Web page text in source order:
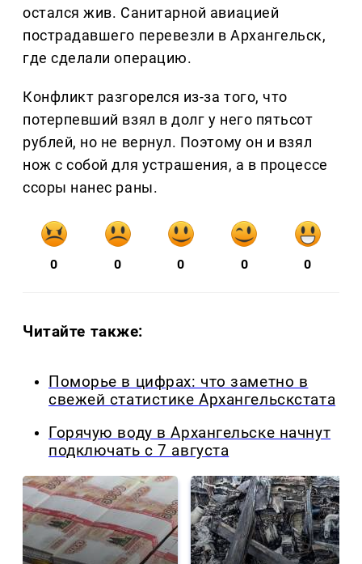
остался жив. Санитарной авиацией
пострадавшего перевезли в Архангельск,
где сделали операцию.
Конфликт разгорелся из-за того, что
потерпевший взял в долг у него пятьсот
рублей, но не вернул. Поэтому он и взял
нож с собой для устрашения, а в процессе
ссоры нанес раны.
0 0 0 0 0
Читайте также:
Поморье в цифрах: что заметно в
свежей статистике Архангельскстата
Горячую воду в Архангельске начнут
подключать с 7 августа